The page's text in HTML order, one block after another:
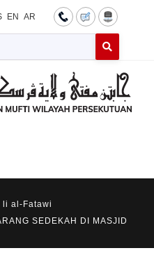
EN AR
Cari
li al-Fatawi
SEDEKAH DI MASJID